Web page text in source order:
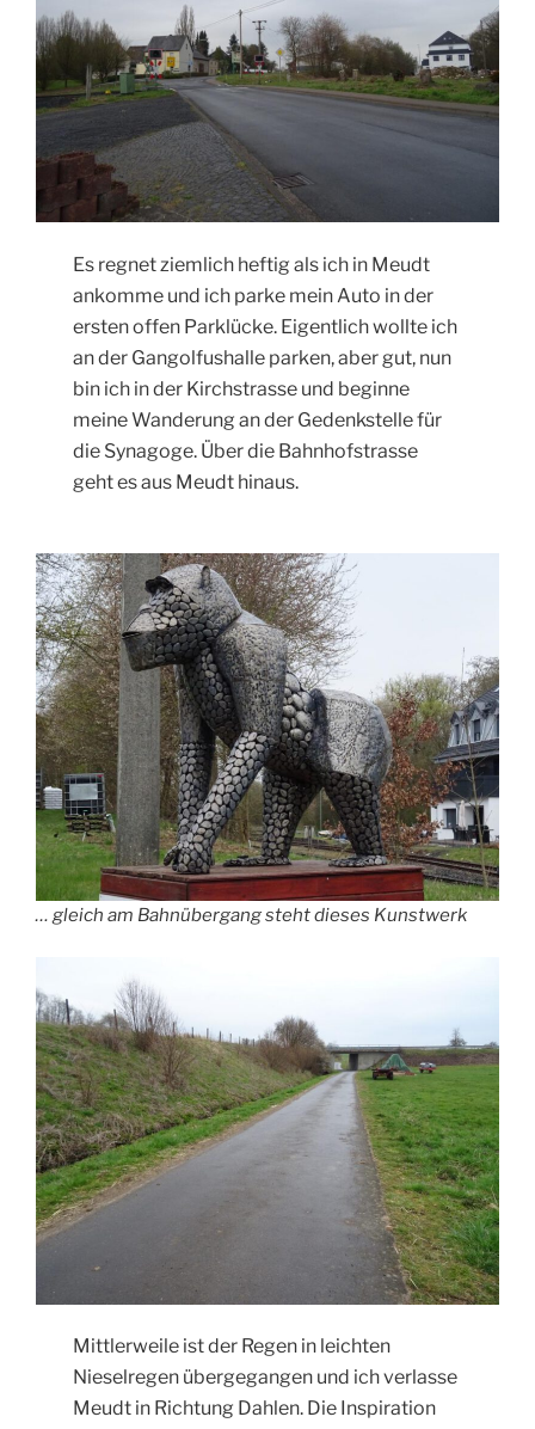
Es regnet ziemlich heftig als ich in Meudt
ankomme und ich parke mein Auto in der
ersten offen Parklücke. Eigentlich wollte ich
an der Gangolfushalle parken, aber gut, nun
bin ich in der Kirchstrasse und beginne
meine Wanderung an der Gedenkstelle für
die Synagoge. Über die Bahnhofstrasse
geht es aus Meudt hinaus.
… gleich am Bahnübergang steht dieses Kunstwerk
Mittlerweile ist der Regen in leichten
Nieselregen übergegangen und ich verlasse
Meudt in Richtung Dahlen. Die Inspiration